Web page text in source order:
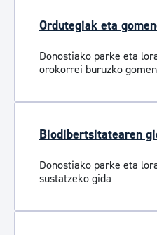
Ordutegiak eta
Donostiako parke eta
orokorrei buruzko
Biodibertsitatearen
Donostiako parke eta
sustatzeko gida